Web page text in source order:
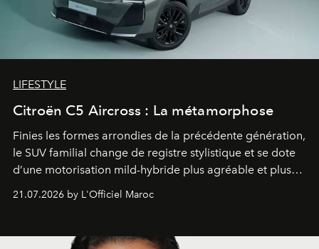
LIFESTYLE
Citroën C5 Aircross : La métamorphose
Finies les formes arrondies de la précédente génération,
le SUV familial change de registre stylistique et se dote
d’une motorisation mild-hybride plus agréable et plus
économe. à n’en pas douter, le nouveau C5 Aircross a
gagné en maturité.
21.07.2026 by L'Officiel Maroc